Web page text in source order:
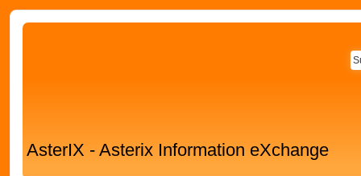
AsterIX - Asterix Information eXchange